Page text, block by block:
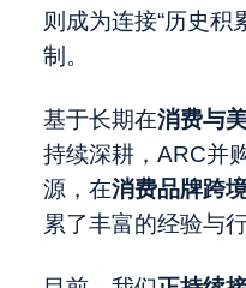
则成为连接“历史积
制。
基于长期在消费与
持续深耕，ARC并
源，在消费品牌跨
累了丰富的经验与